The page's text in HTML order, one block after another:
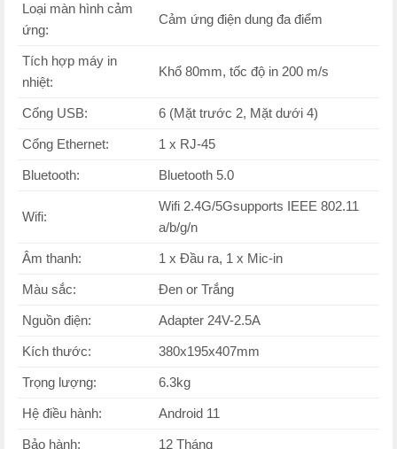
Loại màn hình cảm
ứng:
Cảm ứng điện dung đa điểm
Tích hợp máy in
nhiệt:
Khổ 80mm, tốc độ in 200 m/s
Cổng USB: 6 (Mặt trước 2, Mặt dưới 4)
Cổng Ethernet: 1 x RJ-45
Bluetooth: Bluetooth 5.0
Wifi:
Wifi 2.4G/5Gsupports IEEE 802.11
a/b/g/n
Âm thanh: 1 x Đầu ra, 1 x Mic-in
Màu sắc: Đen or Trắng
Nguồn điện: Adapter 24V-2.5A
Kích thước: 380x195x407mm
Trọng lượng: 6.3kg
Hệ điều hành: Android 11
Bảo hành: 12 Tháng